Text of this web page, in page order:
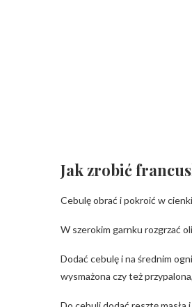
Jak zrobić
Cebulę obrać i pokroić w
W szerokim garnku rozgrzać
Dodać cebulę i na średnim
wysmażona czy też